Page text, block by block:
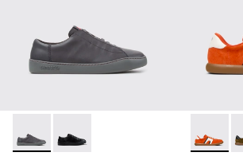
Peu Touring - K101083-005 - 남성용 그
Peu Touring - K101083-001 - 남
Pelotas